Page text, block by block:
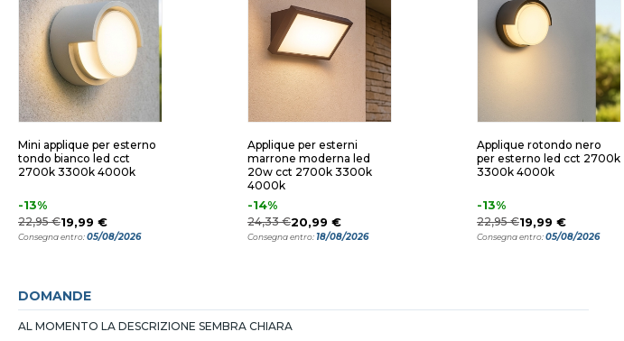
Mini applique per esterno
tondo bianco led cct
2700k 3300k 4000k
-13%
22,95 €19,99 €
Consegna entro:05/08/2026
Applique per esterni
marrone moderna led
20w cct 2700k 3300k
4000k
-14%
24,33 €20,99 €
Consegna entro:18/08/2026
Applique rotondo nero
per esterno led cct 2700k
3300k 4000k
-13%
22,95 €19,99 €
Consegna entro:05/08/2026
DOMANDE
AL MOMENTO LA DESCRIZIONE SEMBRA CHIARA